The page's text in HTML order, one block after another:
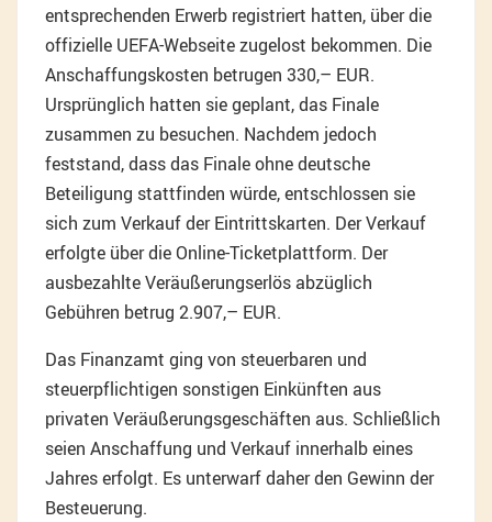
entsprechenden Erwerb registriert hatten, über die
offizielle UEFA-Webseite zugelost bekommen. Die
Anschaffungskosten betrugen 330,– EUR.
Ursprünglich hatten sie geplant, das Finale
zusammen zu besuchen. Nachdem jedoch
feststand, dass das Finale ohne deutsche
Beteiligung stattfinden würde, entschlossen sie
sich zum Verkauf der Eintrittskarten. Der Verkauf
erfolgte über die Online-Ticketplattform. Der
ausbezahlte Veräußerungserlös abzüglich
Gebühren betrug 2.907,– EUR.
Das Finanzamt ging von steuerbaren und
steuerpflichtigen sonstigen Einkünften aus
privaten Veräußerungsgeschäften aus. Schließlich
seien Anschaffung und Verkauf innerhalb eines
Jahres erfolgt. Es unterwarf daher den Gewinn der
Besteuerung.